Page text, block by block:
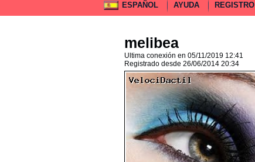
ESPAÑOL AYUDA REGISTRO
melibea
Ultima conexión en 05/11/2019 12:41
Registrado desde 26/06/2014 20:34